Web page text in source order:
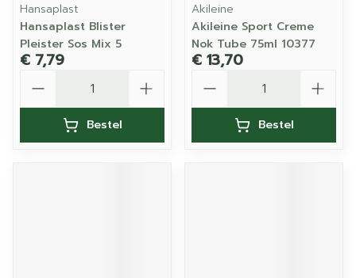
Hansaplast
Hansaplast Blister
Pleister Sos Mix 5
€ 7,79
Bestel
Akileine
Akileine Sport Creme
Nok Tube 75ml 10377
€ 13,70
Bestel